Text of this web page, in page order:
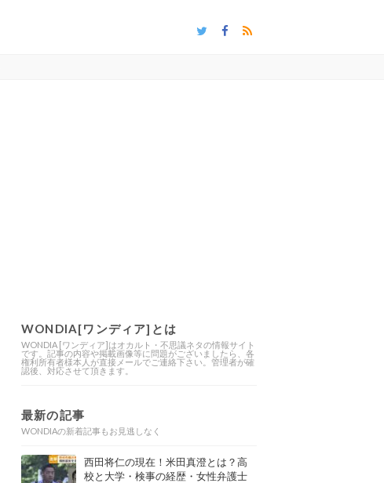
WONDIA[ワンディア]とは
WONDIA [ワンディア]はオカルト・不思議ネタの情報サイト
です。記事の内容や掲載画像等に問題がございましたら、各
権利所有者様本人が直接メールでご連絡下さい。管理者が確
認後、対応させて頂きます。
最新の記事
WONDIAの新着記事もお見逃しなく
西田将仁の現在！米田真澄とは？高
校と大学・検事の経歴・女性弁護士